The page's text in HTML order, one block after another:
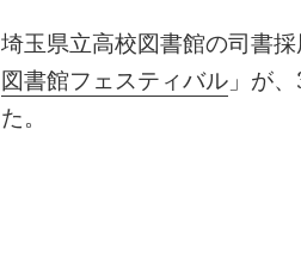
埼玉県立高校図書館の司書
図書館フェスティバル 」が
た。